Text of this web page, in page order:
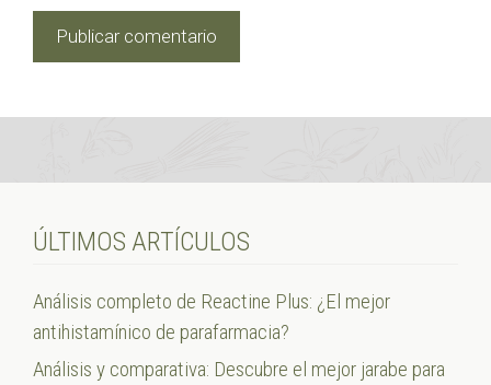
ÚLTIMOS ARTÍCULOS
Análisis completo de Reactine Plus: ¿El mejor
antihistamínico de parafarmacia?
Análisis y comparativa: Descubre el mejor jarabe para